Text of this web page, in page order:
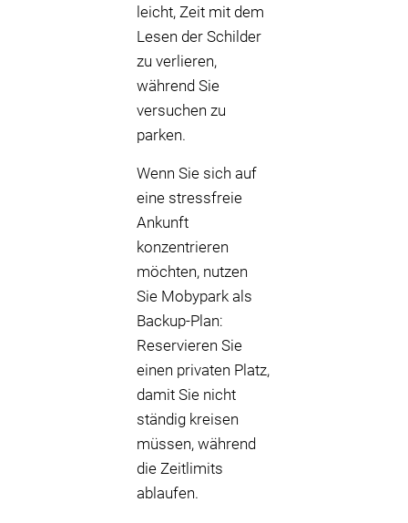
leicht, Zeit mit dem
Lesen der Schilder
zu verlieren,
während Sie
versuchen zu
parken.
Wenn Sie sich auf
eine stressfreie
Ankunft
konzentrieren
möchten, nutzen
Sie Mobypark als
Backup-Plan:
Reservieren Sie
einen privaten Platz,
damit Sie nicht
ständig kreisen
müssen, während
die Zeitlimits
ablaufen.